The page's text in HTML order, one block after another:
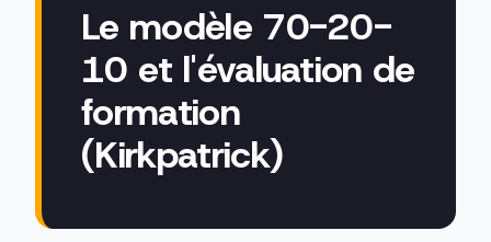
Le modèle 70-20-
10 et l'évaluation de
formation
(Kirkpatrick)